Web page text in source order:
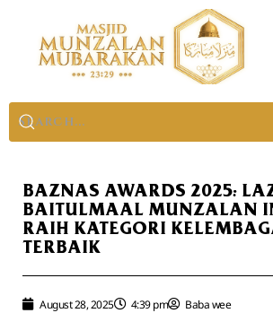
BAZNAS AWARDS 2025:
BAITULMAAL MUNZALAN
RAIH KATEGORI
TERBAIK
August 28, 2025 4:39 pm Baba wee